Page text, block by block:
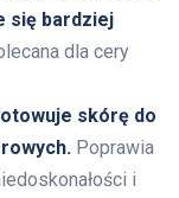
się bardziej
dla cery
skórę do
Poprawia
i